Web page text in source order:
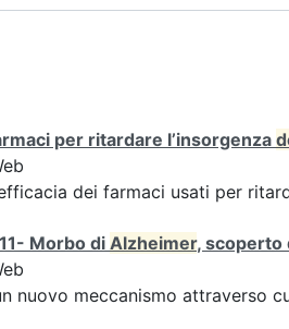
per ritardare l’insorgenza
dei farmaci usati per
Morbo di Alzheimer, scoperto
nuovo meccanismo attraverso